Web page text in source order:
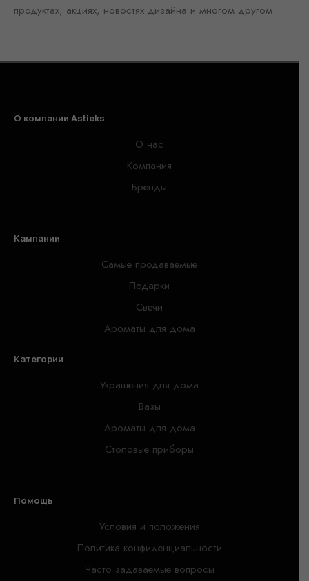
продуктах, акциях, новостях дизайна и многом другом
О компании Astieks
О нас
Компания
Бренды
Кампании
Самые продаваемые
Подарки
Свечи
Ароматы для дома
Категории
Украшения для дома
Вазы
Ароматы для дома
Столовые приборы
Помощь
Условия и положения
Политика конфиденциальности
Часто задаваемые вопросы